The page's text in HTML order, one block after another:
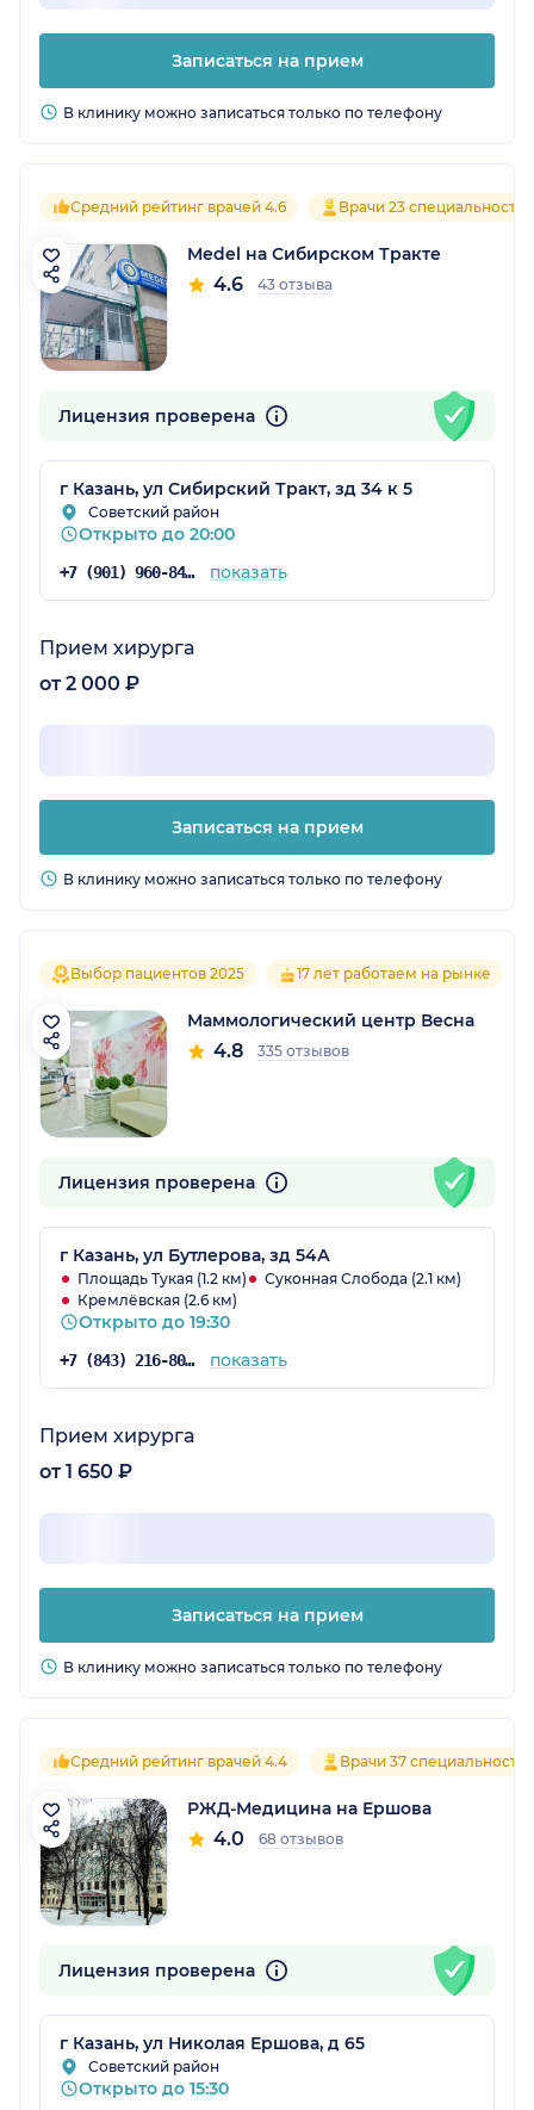
Записаться на прием
В клинику можно записаться только по телефону
Средний рейтинг врачей 4.6 Врачи 23 специальностей
Medel на Сибирском Тракте
4.6 43 отзыва
Лицензия проверена
г Казань, ул Сибирский Тракт, зд 34 к 5
Советский район
Открыто до 20:00
+7 (901) 960-84-71 показать
Прием хирурга
от 2 000 ₽
Записаться на прием
В клинику можно записаться только по телефону
Выбор пациентов 2025 17 лет работаем на рынке
Маммологический центр Весна
4.8 335 отзывов
Лицензия проверена
г Казань, ул Бутлерова, зд 54А
Площадь Тукая (1.2 км)
Суконная Слобода (2.1 км)
Кремлёвская (2.6 км)
Открыто до 19:30
+7 (843) 216-80-31 показать
Прием хирурга
от 1 650 ₽
Записаться на прием
В клинику можно записаться только по телефону
Средний рейтинг врачей 4.4 Врачи 37
РЖД-Медицина на Ершова
4.0 68 отзывов
Лицензия проверена
г Казань, ул Николая Ершова, д 65
Советский район
Открыто до 15:30